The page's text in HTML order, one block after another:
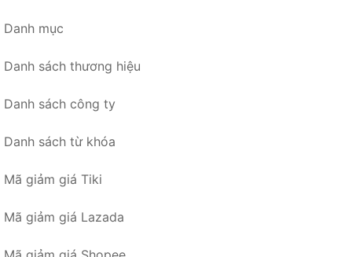
Danh mục
Danh sách thương hiệu
Danh sách công ty
Danh sách từ khóa
Mã giảm giá Tiki
Mã giảm giá Lazada